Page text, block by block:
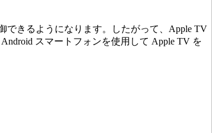
できるようになります。したがって、Apple TV
スマートフォンを使用して Apple TV を